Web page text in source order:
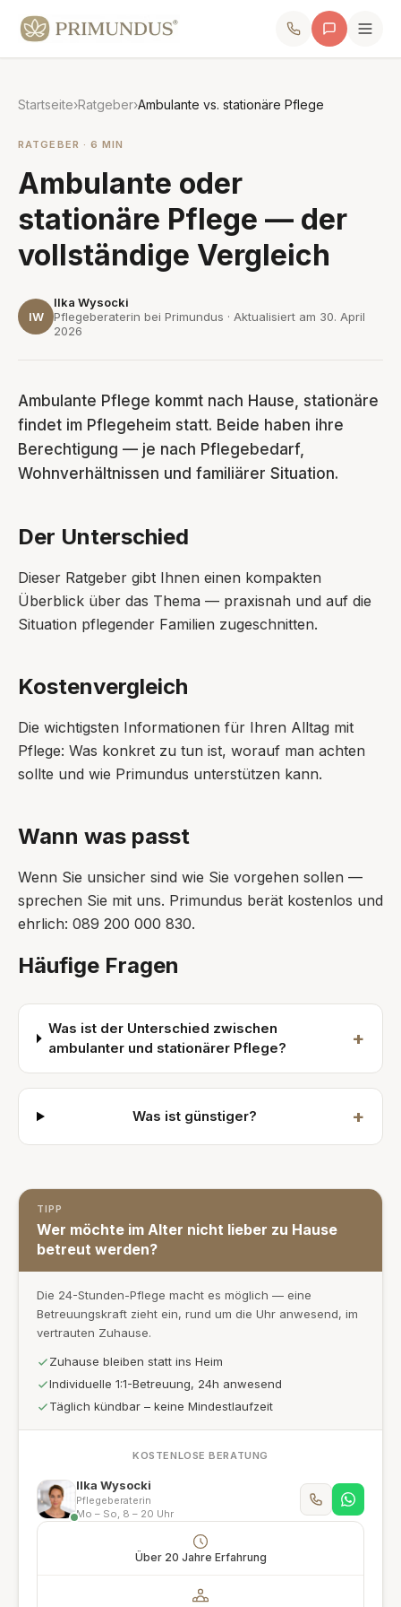
Startseite›Ratgeber›Ambulante vs. stationäre Pflege
RATGEBER · 6 MIN
Ambulante oder
stationäre Pflege — der
vollständige Vergleich
IW
Ilka Wysocki
Pflegeberaterin bei Primundus · Aktualisiert am 30. April
2026
Ambulante Pflege kommt nach Hause, stationäre
findet im Pflegeheim statt. Beide haben ihre
Berechtigung — je nach Pflegebedarf,
Wohnverhältnissen und familiärer Situation.
Der Unterschied
Dieser Ratgeber gibt Ihnen einen kompakten
Überblick über das Thema — praxisnah und auf die
Situation pflegender Familien zugeschnitten.
Kostenvergleich
Die wichtigsten Informationen für Ihren Alltag mit
Pflege: Was konkret zu tun ist, worauf man achten
sollte und wie Primundus unterstützen kann.
Wann was passt
Wenn Sie unsicher sind wie Sie vorgehen sollen —
sprechen Sie mit uns. Primundus berät kostenlos und
ehrlich: 089 200 000 830.
Häufige Fragen
Was ist der Unterschied zwischen
ambulanter und stationärer Pflege?
+
Was ist günstiger? +
TIPP
Wer möchte im Alter nicht lieber zu Hause
betreut werden?
Die 24-Stunden-Pflege macht es möglich — eine
Betreuungskraft zieht ein, rund um die Uhr anwesend, im
vertrauten Zuhause.
Zuhause bleiben statt ins Heim
Individuelle 1:1-Betreuung, 24h anwesend
Täglich kündbar – keine Mindestlaufzeit
KOSTENLOSE BERATUNG
Ilka Wysocki
Pflegeberaterin
Mo – So, 8 – 20 Uhr
Über 20 Jahre Erfahrung